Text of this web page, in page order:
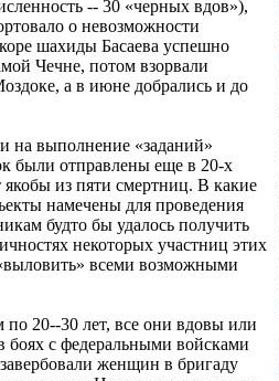
-- 30 «черных вдов»),
о невозможности
шахиды Басаева успешно
Чечне, потом взорвали
а в июне добрались и до
на выполнение «заданий»
были отправлены еще в 20-х
из пяти смертниц. В какие
намечены для проведения
будто бы удалось получить
некоторых участниц этих
всеми возможными
20--30 лет, все они вдовы или
с федеральными войсками
женщин в бригаду